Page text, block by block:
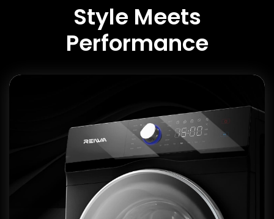
Style Meets
Performance